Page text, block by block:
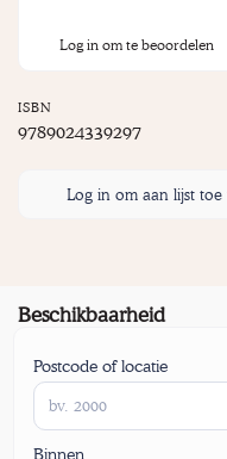
Log in om te beoordelen
ISBN
9789024339297
Log in om aan lijst toe
Beschikbaarheid
Postcode of locatie
Binnen